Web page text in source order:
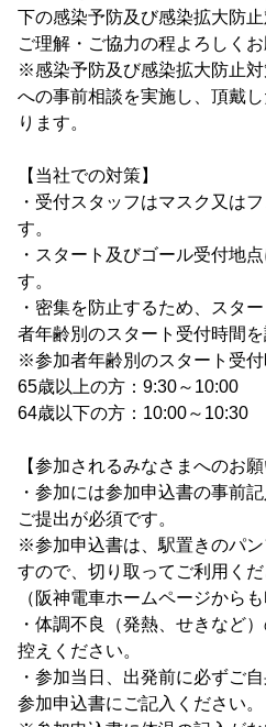
下の感染予防及び感染拡大防
ご理解・ご協力の程よろしくお
※感染予防及び感染拡大防止
への事前相談を実施し、頂戴
ります。
【当社での対策】
・受付スタッフはマスク又は
す。
・スタート及びゴール受付地
す。
・密集を防止するため、スタ
者年齢別のスタート受付時間を
※参加者年齢別のスタート受付
65歳以上の方：9:30～10:00
64歳以下の方：10:00～10:30
【参加されるみなさまへのお願
・参加には参加申込書の事前
ご提出が必須です。
※参加申込書は、駅置きのパ
すので、切り取ってご利用くだ
（阪神電車ホームページから
・体調不良（発熱、せきなど
控えください。
・参加当日、出発前に必ずご
参加申込書にご記入ください。